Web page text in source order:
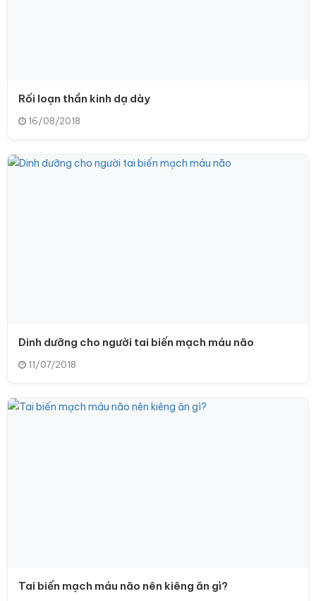
Rối loạn thần kinh dạ dày
16/08/2018
Dinh dưỡng cho người tai biến mạch máu não
11/07/2018
Tai biến mạch máu não nên kiêng ăn gì?